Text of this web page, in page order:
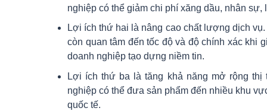
nghiệp có thể giảm chi phí xăng dầu, nhân
Lợi ích thứ hai là nâng cao chất lượng dịch
còn quan tâm đến tốc độ và độ chính xác khi
doanh nghiệp tạo dựng niềm tin.
Lợi ích thứ ba là tăng khả năng mở rộng
nghiệp có thể đưa sản phẩm đến nhiều khu
quốc tế.